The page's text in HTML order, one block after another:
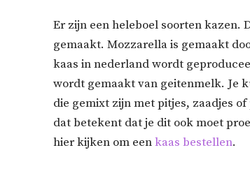
Er zijn een heleboel soorten kazen.
gemaakt. Mozzarella is gemaakt
kaas in nederland wordt
wordt gemaakt van geitenmelk. Je
die gemixt zijn met pitjes, zaadjes
dat betekent dat je dit ook moet
hier kijken om eenkaas bestellen.